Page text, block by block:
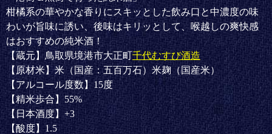
ok r
柑橘系の華やかな香りにスキッとした飲み口と中濃度の味
わいが旨味に誘い、後味はキリッとして、喉越しの爽快感
はおすすめの純米酒！
【蔵元】鳥取県境港市大正町千代むすび酒造
【原材米】米（国産：五百万石）米麹（国産米）
【アルコール度数】15度
【精米歩合】55%
【日本酒度】+3
【酸度】1.5